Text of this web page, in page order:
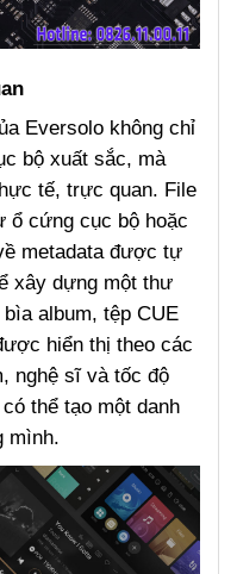
Eversolo không chỉ
bộ xuất sắc, mà
tế, trực quan. File
ổ cứng cục bộ hoặc
metadata được tự
xây dựng một thư
album, tệp CUE
hiển thị theo các
nghệ sĩ và tốc độ
thể tạo một danh
mình.